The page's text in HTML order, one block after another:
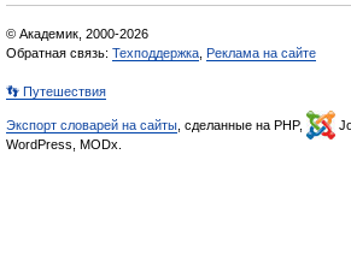
© Академик, 2000-2026
Обратная связь: Техподдержка Реклама на сайте
👣 Путешествия
Экспорт словарей на сайты , сделанные на PHP,
WordPress, MODx.